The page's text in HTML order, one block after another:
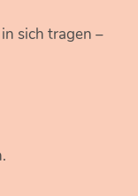
sich tragen –